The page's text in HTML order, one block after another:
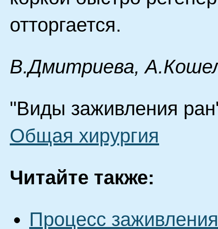
отторгается.
В.Дмитриева,
"Виды заживления
Общая хирургия
Читайте также:
Процесс